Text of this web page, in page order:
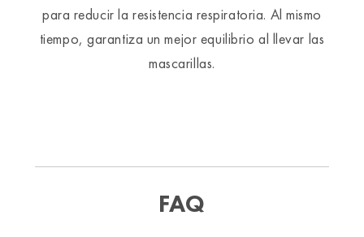
para reducir la resistencia respiratoria. Al mismo
tiempo, garantiza un mejor equilibrio al llevar las
mascarillas.
FAQ